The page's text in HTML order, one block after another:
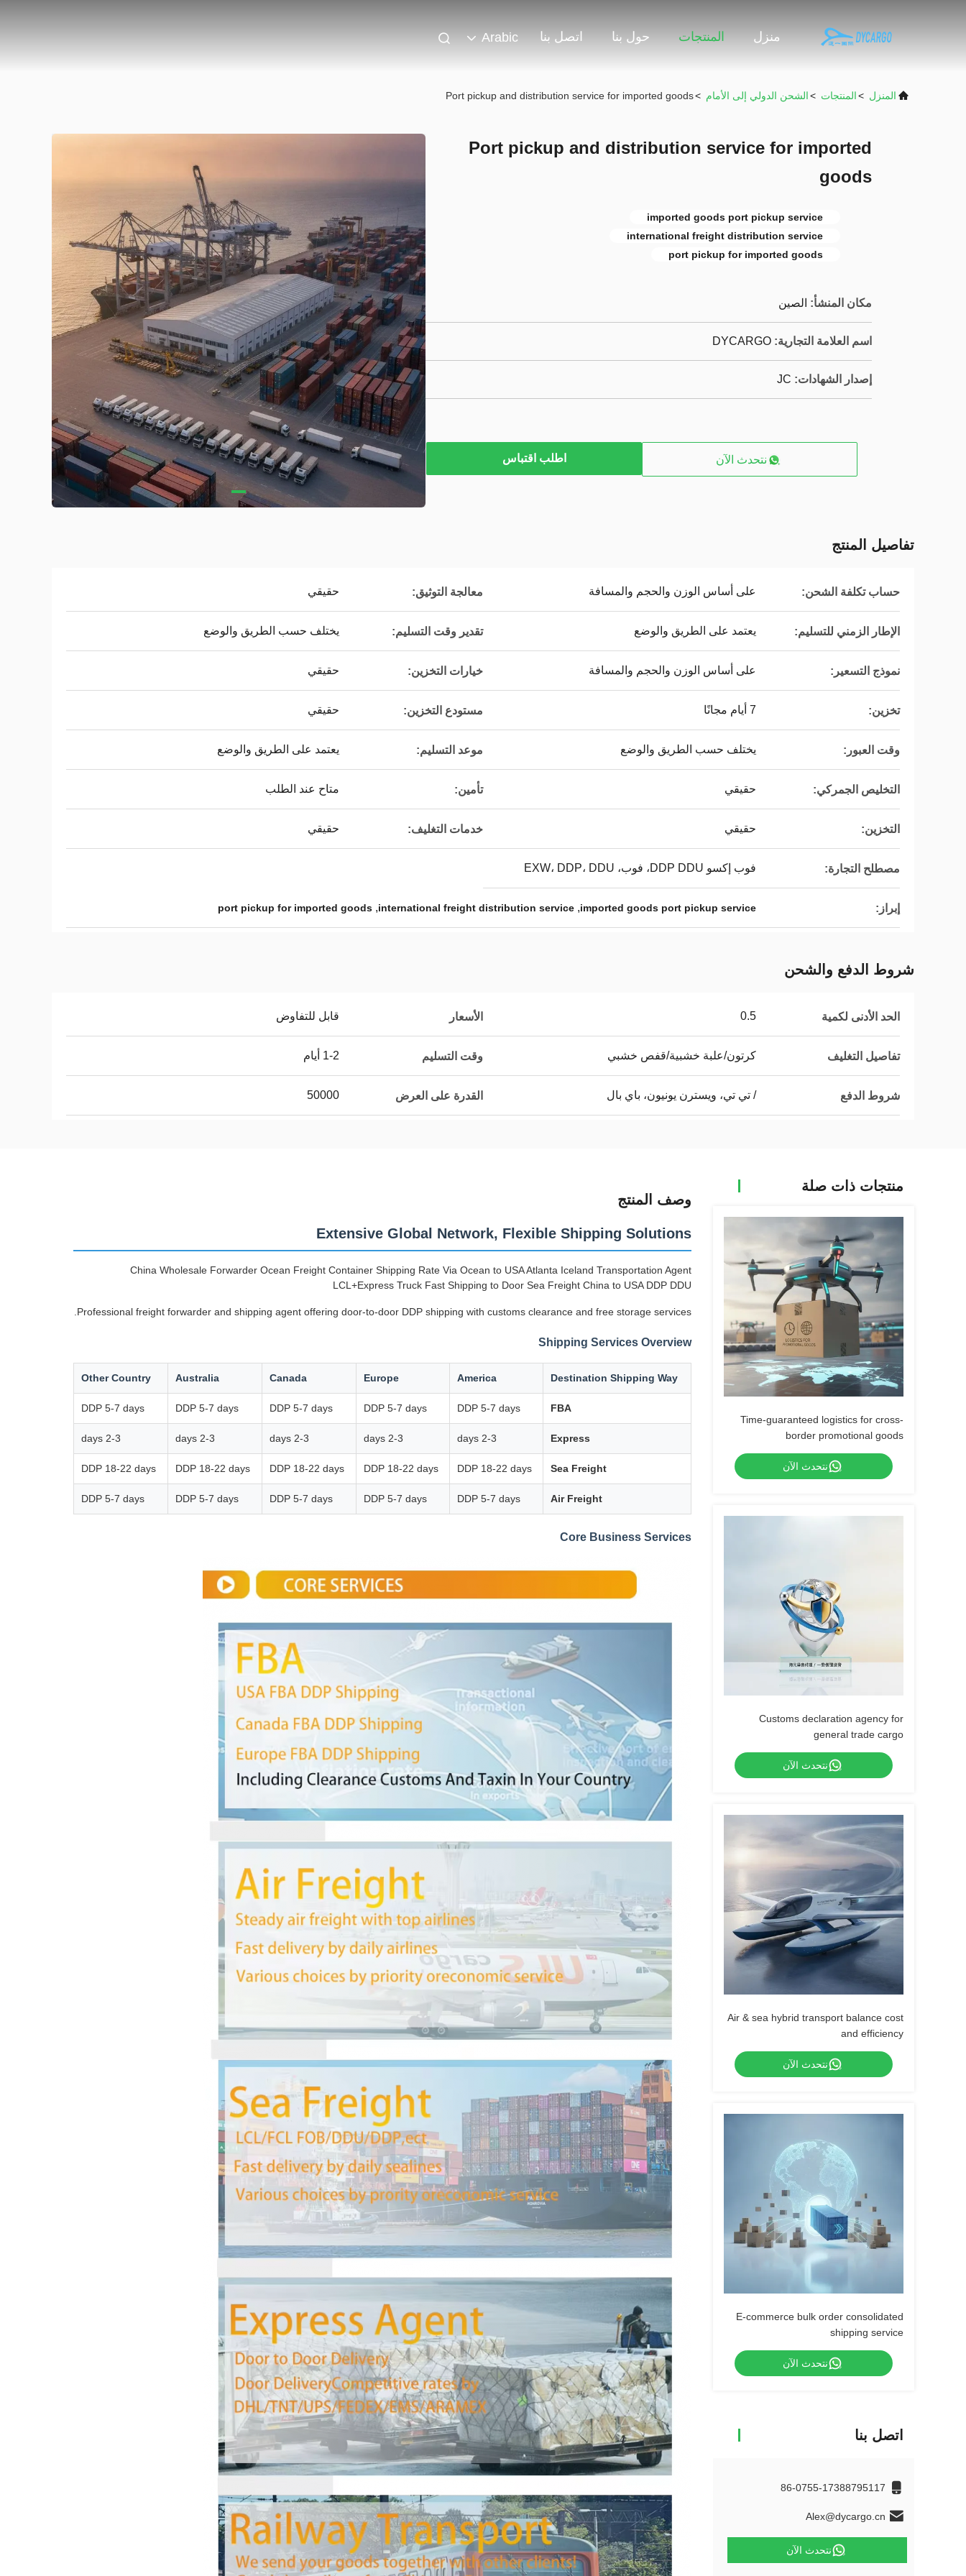
منزل المنتجات حول بنا اتصل بنا Arabic
المنزل >المنتجات >الشحن الدولي إلى الأمام >
Port pickup and distribution service for imported goods
Port pickup and distribution service for imported
goods
imported goods port pickup service
international freight distribution service
port pickup for imported goods
مكان المنشأ: الصين
اسم العلامة التجارية: DYCARGO
إصدار الشهادات: JC
نتحدث الآن اطلب اقتباس
تفاصيل المنتج
حساب تكلفة الشحن: على أساس الوزن والحجم والمسافة معالجة التوثيق: حقيقي
الإطار الزمني للتسليم: يعتمد على الطريق والوضع تقدير وقت التسليم: يختلف حسب الطريق والوضع
نموذج التسعير: على أساس الوزن والحجم والمسافة خيارات التخزين: حقيقي
تخزين: 7 أيام مجانًا مستودع التخزين: حقيقي
وقت العبور: يختلف حسب الطريق والوضع موعد التسليم: يعتمد على الطريق والوضع
التخليص الجمركي: حقيقي تأمين: متاح عند الطلب
التخزين: حقيقي خدمات التغليف: حقيقي
مصطلح التجارة: فوب إكسو DDP DDU، فوب، EXW، DDP، DDU
إبراز: imported goods port pickup service
,
international freight distribution service
,
port pickup for imported goods
شروط الدفع والشحن
الحد الأدنى لكمية 0.5 الأسعار قابل للتفاوض
تفاصيل التغليف كرتون/علبة خشبية/قفص خشبي وقت التسليم 1-2 أيام
شروط الدفع / تي تي، ويسترن يونيون، باي بال القدرة على العرض 50000
منتجات ذات صلة
Time-guaranteed logistics for cross-
border promotional goods
نتحدث الآن
Customs declaration agency for
general trade cargo
نتحدث الآن
Air & sea hybrid transport balance cost
and efficiency
نتحدث الآن
E-commerce bulk order consolidated
shipping service
نتحدث الآن
اتصل بنا
86-0755-17388795117
Alex@dycargo.cn
نتحدث الآن
وصف المنتج
Extensive Global Network, Flexible Shipping Solutions
China Wholesale Forwarder Ocean Freight Container Shipping Rate Via Ocean to USA Atlanta Iceland Transportation Agent
LCL+Express Truck Fast Shipping to Door Sea Freight China to USA DDP DDU
Professional freight forwarder and shipping agent offering door-to-door DDP shipping with customs clearance and free storage services.
Shipping Services Overview
Destination Shipping Way
America
Europe
Canada
Australia
Other Country
FBA
DDP 5-7 days
DDP 5-7 days
DDP 5-7 days
DDP 5-7 days
DDP 5-7 days
Express
2-3 days
2-3 days
2-3 days
2-3 days
2-3 days
Sea Freight
DDP 18-22 days
DDP 18-22 days
DDP 18-22 days
DDP 18-22 days
DDP 18-22 days
Air Freight
DDP 5-7 days
DDP 5-7 days
DDP 5-7 days
DDP 5-7 days
DDP 5-7 days
Core Business Services